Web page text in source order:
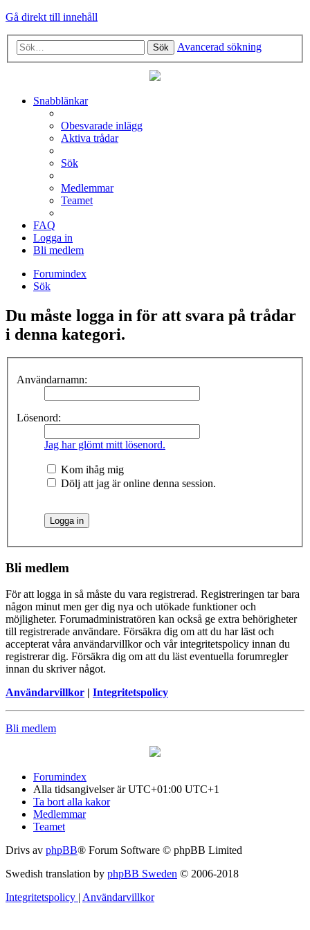
Gå direkt till innehåll
Sök Avancerad sökning
Snabblänkar
Obesvarade inlägg
Aktiva trådar
Sök
Medlemmar
Teamet
FAQ
Logga in
Bli medlem
Forumindex
Sök
Du måste logga in för att svara på trådar
i denna kategori.
Användarnamn:
Lösenord:
Jag har glömt mitt lösenord.
Kom ihåg mig
Dölj att jag är online denna session.
Bli medlem
För att logga in så måste du vara registrerad. Registreringen tar bara
någon minut men ger dig nya och utökade funktioner och
möjligheter. Forumadministratören kan också ge extra behörigheter
till registrerade användare. Försäkra dig om att du har läst och
accepterat våra användarvillkor och vår integritetspolicy innan du
registrerar dig. Försäkra dig om att du läst eventuella forumregler
innan du skriver något.
Användarvillkor | Integritetspolicy
Bli medlem
Forumindex
Alla tidsangivelser är UTC+01:00 UTC+1
Ta bort alla kakor
Medlemmar
Teamet
Drivs av phpBB® Forum Software © phpBB Limited
Swedish translation by phpBB Sweden © 2006-2018
Integritetspolicy | Användarvillkor